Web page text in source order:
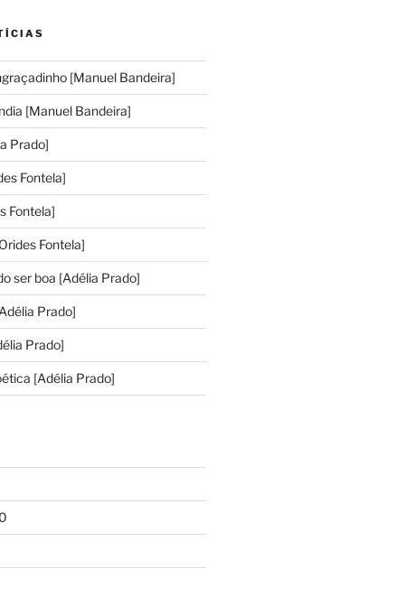
[Manuel Bandeira]
[Manuel Bandeira]
Prado]
Fontela]
Fontela]
Fontela]
ser boa [Adélia Prado]
Prado]
Prado]
[Adélia Prado]